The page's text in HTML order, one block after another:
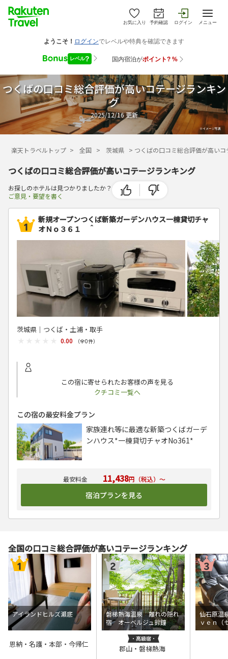
お気に入り 予約確認 ログイン メニュー
つくばの口コミ総合評価が高いコテージランキン
グ
2025/12/16更新
楽天トラベルトップ > 全国 > 茨城県 > つくばの口コミ総合評価が高い
つくばの口コミ総合評価が高いコテージランキング
お探しのホテルは見つかりましたか？
ご意見・要望を書く
新規オープンつくば新築ガーデンハウス一棟貸切チャ
オＮｏ３６１ ＾
茨城県│つくば・土浦・取手
0.00 （全0件）
この宿に寄せられたお客様の声を見る
クチコミ一覧へ
11,438円（税込）～
宿泊プランを見る
この宿の最安料金プラン
家族連れ等に最適な新築つくばガーデ
ンハウス*一棟貸切チャオNo361*
全国の口コミ総合評価が高いコテージランキング
アイランドヒルズ瀬底
恩納・名護・本部・今帰仁
磐梯熱海温泉 離れの隠れ
宿 オーベルジュ鈴鐘
郡山・磐梯熱海
仙石原
ｖｅｎ（